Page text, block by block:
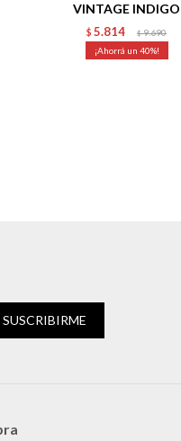
VINTAGE INDIGO
$ 5.814 $ 9.690
40
SUSCRIBIRME